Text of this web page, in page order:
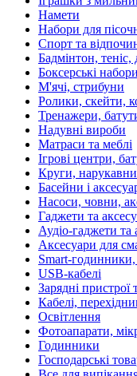
Намети
Набори для
Спорт та
Бадмінтон, теніс,
Боксерські набори
М'ячі, стрибуни
Ролики, скейти,
Тренажери,
Надувні вироби
Матраси та меблі
Ігрові центри,
Круги,
Басейни і
Насоси, човни,
Гаджети та
Аудіо-гаджети та
Аксесуари для
Smart-годинники,
USB-кабелі
Зарядні пристрої
Кабелі,
Освітлення
Фотоапарати,
Годинники
Господарські